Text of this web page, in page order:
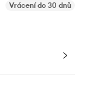
Vrácení do 30 dnů